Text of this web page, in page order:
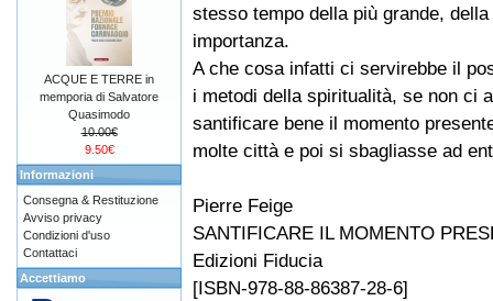
stesso tempo della più grande,
importanza.
A che cosa infatti ci servirebbe il
i metodi della spiritualità, se non ci
santificare bene il momento
molte città e poi si sbagliasse ad
Pierre Feige
SANTIFICARE IL MOMENTO
Edizioni Fiducia
[ISBN-978-88-86387-28-6]
ACQUE E TERRE in
memporia di Salvatore
Quasimodo
10.00€
9.50€
Informazioni
Consegna & Restituzione
Avviso privacy
Condizioni d'uso
Contattaci
Accettiamo